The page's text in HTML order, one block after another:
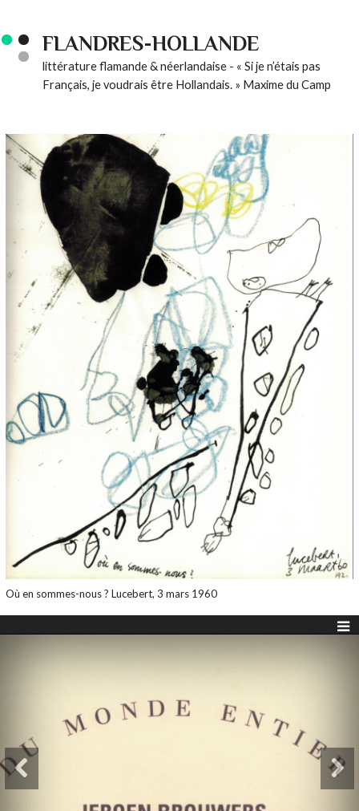
FLANDRES-HOLLANDE
littérature flamande & néerlandaise - « Si je n’étais pas
Français, je voudrais être Hollandais. » Maxime du Camp
Où en sommes-nous ? Lucebert, 3 mars 1960